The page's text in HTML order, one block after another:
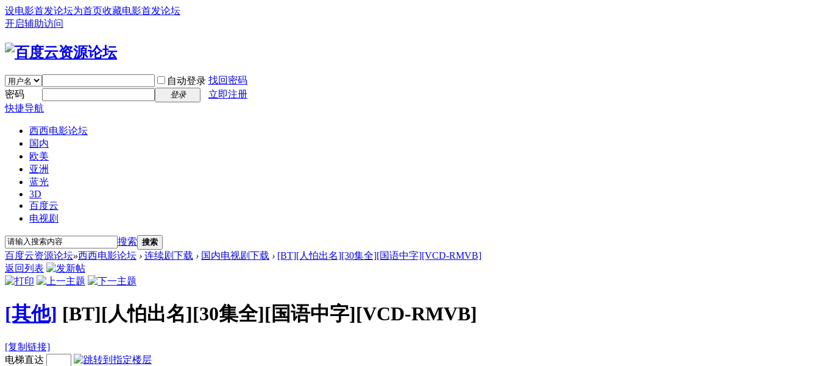
设电影首发论坛为首页收藏电影首发论坛
开启辅助访问
自动登录 找回密码
密码
登录
立即注册
快捷导航
西西电影论坛
国内
欧美
亚洲
蓝光
3D
百度云
电视剧
搜索 搜索
百度云资源论坛»西西电影论坛 › 连续剧下载 › 国内电视剧下载 › [BT][人怕出名][30集全][国语中字][VCD-RMVB]
返回列表
[其他] [BT][人怕出名][30集全][国语中字][VCD-RMVB]
[复制链接]
电梯直达